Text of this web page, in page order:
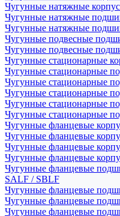
Чугунные натяжные
Чугунные натяжные
Чугунные натяжные
Чугунные подвесные
Чугунные подвесные
Чугунные стационарные
Чугунные стационарные
Чугунные стационарные
Чугунные стационарные
Чугунные стационарные
Чугунные стационарные
Чугунные фланцевые
Чугунные фланцевые
Чугунные фланцевые
Чугунные фланцевые
Чугунные фланцевые
SALF / SBLF
Чугунные фланцевые
Чугунные фланцевые
Чугунные фланцевые